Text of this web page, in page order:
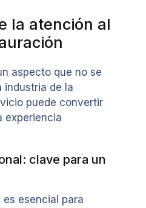
la atención al
aspecto que no se
industria de la
puede convertir
experiencia
clave para un
es esencial para